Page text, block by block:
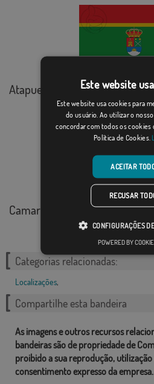
Atapuerca
Camarles
Categorias relacionadas:
Localizações,
Compartilhe esta bandeira
As imagens e outros recursos
bandeiras são de propriedade de
proibido a sua reprodução,
consentimento expresso da empresa.
Este website
Este website usa cookies para
do usuário. Ao utilizar o
concordar com todos os cookies
Política de Cookies.
ACEITAR
RECUSAR
CONFIGURAÇÕES
POWERED BY